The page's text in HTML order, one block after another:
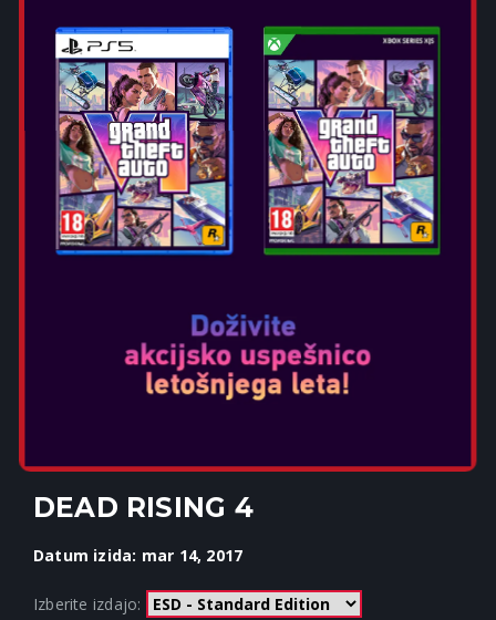
DEAD RISING 4
Datum izida: mar 14, 2017
Izberite izdajo: